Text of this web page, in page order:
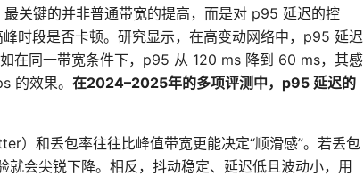
关键的并非普通带宽的提高，而是对 p95 延迟的控
时段是否卡顿。研究显示，在高变动网络中，p95 延迟
在同一带宽条件下，p95 从 120 ms 降到 60 ms，其感
的效果。 在2024–2025年的多项评测中，p95 延迟的
）和丢包率往往比峰值带宽更能决定“顺滑感”。若丢包
会尖锐下降。相反，抖动稳定、延迟低且波动小，用